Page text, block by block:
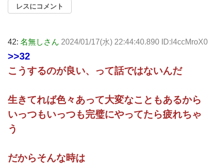
レスにコメント
42: 名無しさん 2024/01/17(水) 22:44:40.890 ID:l4ccMroX0
>>32
こうするのが良い、って話ではないんだ
生きてれば色々あって大変なこともあるから
いっつもいっつも完璧にやってたら疲れちゃ
う
だからそんな時は